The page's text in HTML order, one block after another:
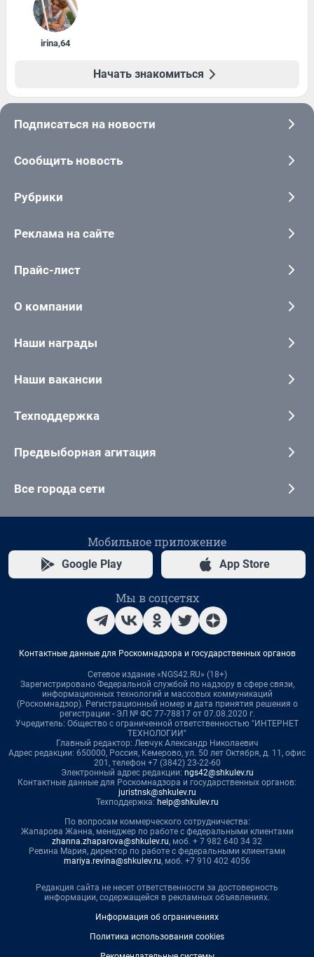
irina,64
Начать знакомиться
Подписаться на новости
Сообщить новость
Рубрики
Реклама на сайте
Прайс-лист
О компании
Наши награды
Наши вакансии
Техподдержка
Предвыборная агитация
Все города сети
Мобильное приложение
Google Play App Store
Мы в соцсетях
Контактные данные для Роскомнадзора и государственных органов
Сетевое издание «NGS42.RU» (18+)
Зарегистрировано Федеральной службой по надзору в сфере связи,
информационных технологий и массовых коммуникаций
(Роскомнадзор). Регистрационный номер и дата принятия решения о
регистрации - ЭЛ № ФС 77-78817 от 07.08.2020 г.
Учредитель: Общество с ограниченной ответственностью "ИНТЕРНЕТ
ТЕХНОЛОГИИ"
Главный редактор: Левчук Александр Николаевич
Адрес редакции: 650000, Россия, Кемерово, ул. 50 лет Октября, д. 11, офис
201, телефон +7 (3842) 23-22-60
Электронный адрес редакции: ngs42@shkulev.ru
Контактные данные для Роскомнадзора и государственных органов:
juristnsk@shkulev.ru
Техподдержка: help@shkulev.ru
По вопросам коммерческого сотрудничества:
Жапарова Жанна, менеджер по работе с федеральными клиентами
zhanna.zhaparova@shkulev.ru, моб. + 7 982 640 34 32
Ревина Мария, директор по работе с федеральными клиентами
mariya.revina@shkulev.ru, моб. +7 910 402 4056
Редакция сайта не несет ответственности за достоверность
информации, содержащейся в рекламных объявлениях.
Информация об ограничениях
Политика использования cookies